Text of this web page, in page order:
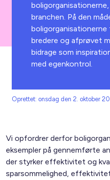
branchen. På den
boligorganisationerne
bredere og afprøvet
bidrage som
med egenkontrol.
Oprettet: onsdag den 2. oktober
Vi opfordrer derfor
eksempler på gennemførte
der styrker effektivitet og
sparsommelighed,